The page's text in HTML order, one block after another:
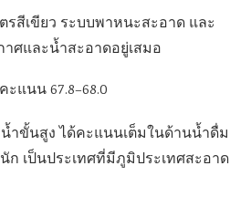
รสีเขียว ระบบพาหนะสะอาด และ
ศและน้ำสะอาดอยู่เสมอ
ะแนน 67.8–68.0
ำขั้นสูง ได้คะแนนเต็มในด้านน้ำดื่ม
เป็นประเทศที่มีภูมิประเทศสะอาด